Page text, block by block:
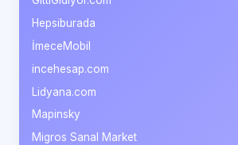
Hepsiburada
İmeceMobil
incehesap.com
Lidyana.com
Mapinsky
Migros Sanal Market